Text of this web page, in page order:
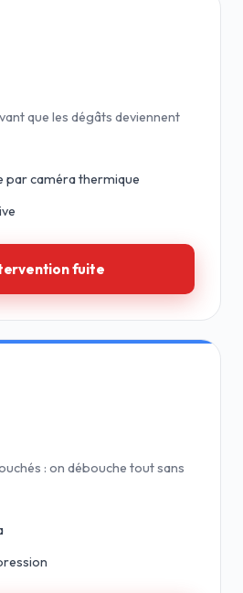
que les dégâts deviennent
par caméra thermique
fuite
: on débouche tout sans